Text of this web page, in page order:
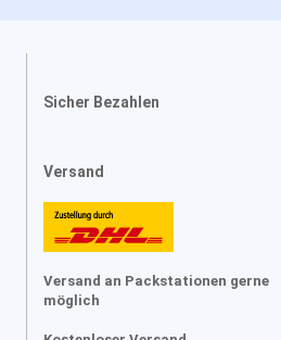
Sicher Bezahlen
Versand
Versand an Packstationen gerne
möglich